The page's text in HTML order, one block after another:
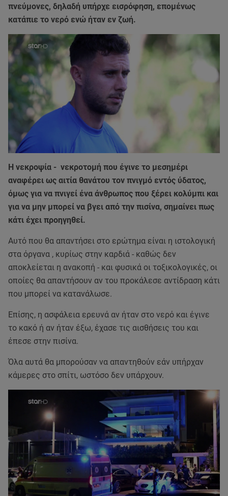
πνεύμονες, δηλαδή υπήρχε εισρόφηση, επομένως
κατάπιε το νερό ενώ ήταν εν ζωή.
Η νεκροψία - νεκροτομή που έγινε το μεσημέρι
αναφέρει ως αιτία θανάτου τον πνιγμό εντός ύδατος,
όμως για να πνιγεί ένα άνθρωπος που ξέρει κολύμπι και
για να μην μπορεί να βγει από την πισίνα, σημαίνει πως
κάτι έχει προηγηθεί.
Αυτό που θα απαντήσει στο ερώτημα είναι η ιστολογική
στα όργανα , κυρίως στην καρδιά - καθώς δεν
αποκλείεται η ανακοπή - και φυσικά οι τοξικολογικές, οι
οποίες θα απαντήσουν αν του προκάλεσε αντίδραση κάτι
που μπορεί να κατανάλωσε.
Επίσης, η ασφάλεια ερευνά αν ήταν στο νερό και έγινε
το κακό ή αν ήταν έξω, έχασε τις αισθήσεις του και
έπεσε στην πισίνα.
Όλα αυτά θα μπορούσαν να απαντηθούν εάν υπήρχαν
κάμερες στο σπίτι, ωστόσο δεν υπάρχουν.